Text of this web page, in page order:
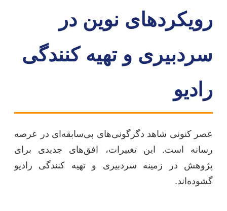
رویکردهای نوین در
سردبیری و تهیه کنندگی
رادیو
عصر کنونی شاهد دگرگونی‌های بی‌سابقه‌ای در عرصه
رسانه است. این تغییرات، افق‌های جدیدی برای
پژوهش در زمینه سردبیری و تهیه کنندگی رادیو
گشوده‌اند.